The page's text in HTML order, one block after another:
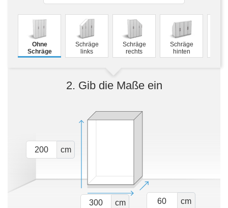
Ohne
Schräge
Schräge
links
Schräge
rechts
Schräge
hinten
2. Gib die Maße ein
cm
cm cm